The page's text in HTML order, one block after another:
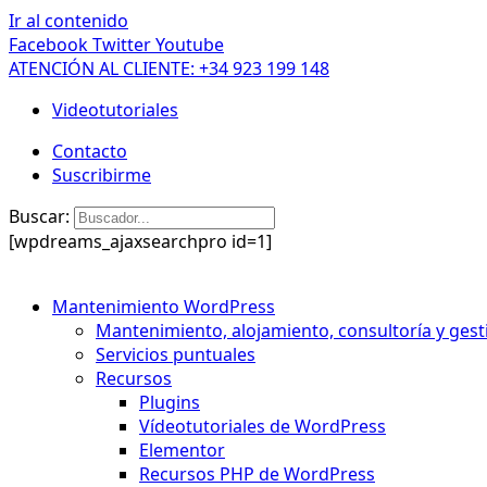
Ir al contenido
FacebookTwitterYoutube
ATENCIÓN AL CLIENTE: +34 923 199 148
Videotutoriales
Contacto
Suscribirme
Buscar:
[wpdreams_ajaxsearchpro id=1]
Mantenimiento WordPress
Mantenimiento, alojamiento, consultoría y
Servicios puntuales
Recursos
Plugins
Vídeotutoriales de WordPress
Elementor
Recursos PHP de WordPress